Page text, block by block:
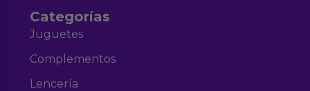
Categorías
Juguetes
Complementos
Lencería